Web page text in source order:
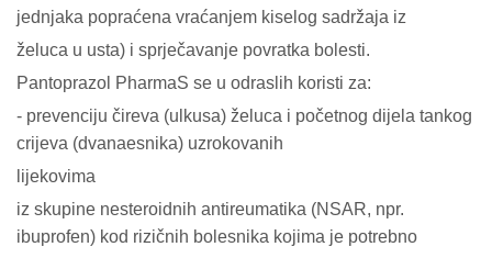
jednjaka popraćena vraćanjem kiselog sadržaja iz
želuca u usta) i sprječavanje povratka bolesti.
Pantoprazol PharmaS se u odraslih koristi za:
- prevenciju čireva (ulkusa) želuca i početnog dijela tankog
crijeva (dvanaesnika) uzrokovanih
lijekovima
iz skupine nesteroidnih antireumatika (NSAR, npr.
ibuprofen) kod rizičnih bolesnika kojima je potrebno